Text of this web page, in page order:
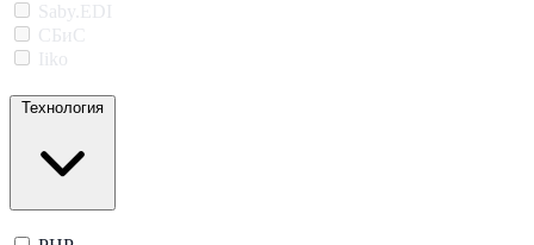
Saby.EDI
СБиС
Iiko
Технология